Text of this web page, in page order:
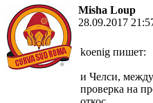
Misha Loup
28.09.2017
koenig пишет:
и Челси,
проверка на